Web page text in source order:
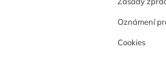
Oznámení
Cookies